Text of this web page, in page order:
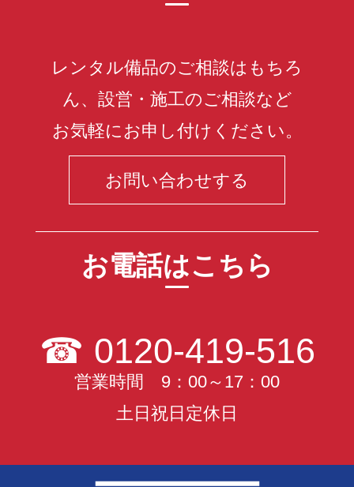
レンタル備品のご相談はもちろ
ん、設営・施工のご相談など
お気軽にお申し付けください。
お問い合わせする
お電話はこちら
☎ 0120-419-516
営業時間 9：00～17：00
土日祝日定休日